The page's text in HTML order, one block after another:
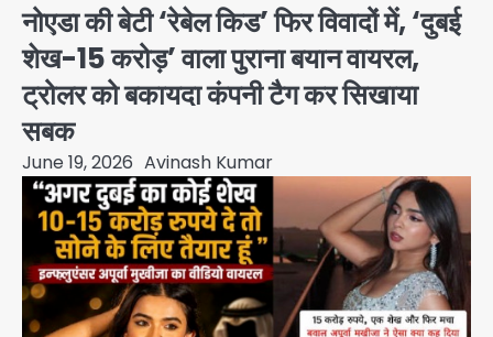
नोएडा की बेटी ‘रेबेल किड’ फिर विवादों में, ‘दुबई
शेख-15 करोड़’ वाला पुराना बयान वायरल,
ट्रोलर को बकायदा कंपनी टैग कर सिखाया
सबक
June 19, 2026 Avinash Kumar